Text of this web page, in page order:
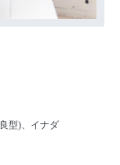
型)、イナダ